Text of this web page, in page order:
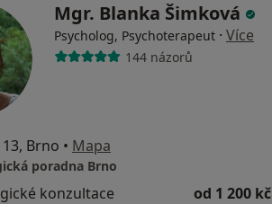
Mgr. Blanka Šimková
Psycholog, Psychoterapeut · Více
144 názorů
Brno • Mapa
poradna Brno
konzultace od 1 200 kč